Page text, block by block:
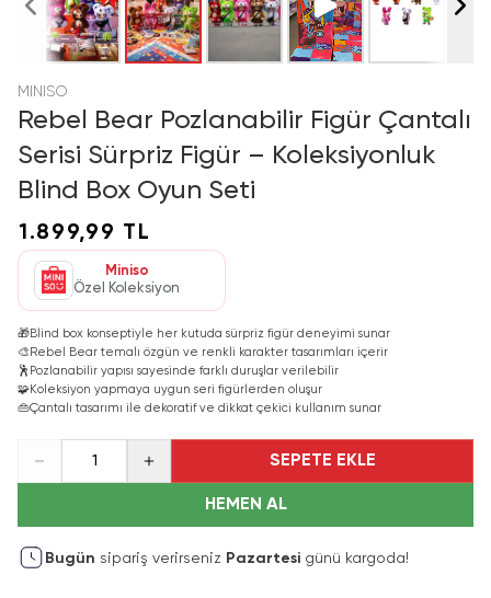
MINISO
Rebel Bear Pozlanabilir Figür Çantalı
Serisi Sürpriz Figür – Koleksiyonluk
Blind Box Oyun Seti
1.899,99 TL
Miniso
Özel Koleksiyon
🎁Blind box konseptiyle her kutuda sürpriz figür deneyimi sunar
🎨 Rebel Bear temalı özgün ve renkli karakter tasarımları içerir
🕺 Pozlanabilir yapısı sayesinde farklı duruşlar verilebilir
🧩Koleksiyon yapmaya uygun seri figürlerden oluşur
👜Çantalı tasarımı ile dekoratif ve dikkat çekici kullanım sunar
1 SEPETE EKLE
HEMEN AL
Bugün sipariş verirseniz Pazartesi günü kargoda!